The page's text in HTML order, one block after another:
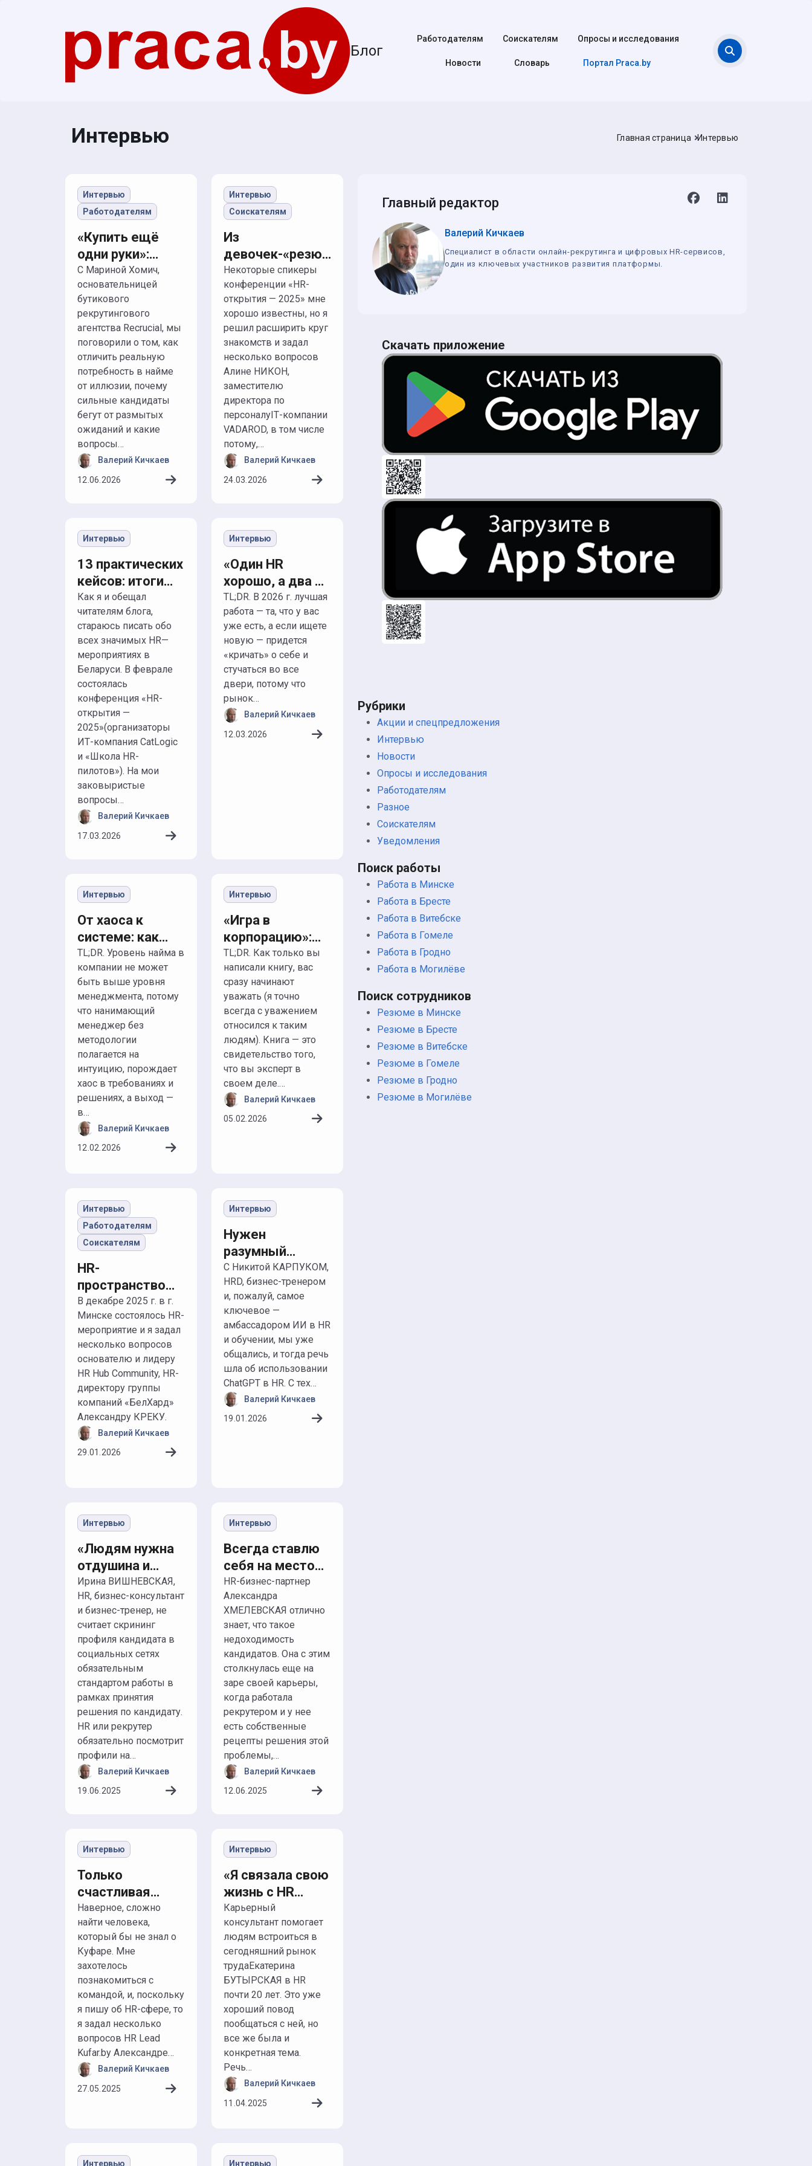
Блог
Работодателям Соискателям Опросы и исследования
Новости Cловарь Портал Praca.by
Интервью Главная страница Интервью
Интервью
Работодателям
«Купить ещё
одни руки»:
почему
компании
нанимают
людей, а
проблема
остаётся
С Мариной Хомич,
основательницей
бутикового
рекрутингового
агентства Recrucial, мы
поговорили о том, как
отличить реальную
потребность в найме
от иллюзии, почему
сильные кандидаты
бегут от размытых
ожиданий и какие
вопросы…
Валерий Кичкаев
12.06.2026
Интервью
Соискателям
Из
девочек-«резю
мешку принеси»
в солюшн-
консультантов
Некоторые спикеры
конференции «HR-
открытия — 2025» мне
хорошо известны, но я
решил расширить круг
знакомств и задал
несколько вопросов
Алине НИКОН,
заместителю
директора по
персоналуIТ-компании
VADAROD, в том числе
потому,…
Валерий Кичкаев
24.03.2026
Интервью
13 практических
кейсов: итоги
конференции
«HR-открытия —
2025»
Как я и обещал
читателям блога,
стараюсь писать обо
всех значимых HR—
мероприятиях в
Беларуси. В феврале
состоялась
конференция «HR-
открытия —
2025»(организаторы
ИТ-компания CatLogic
и «Школа HR-
пилотов»). На мои
заковыристые
вопросы…
Валерий Кичкаев
17.03.2026
Интервью
«Один HR
хорошо, а два —
лучше»: Лера и
Саша о своем
подкасте,
факапах и
поиске работы в
2026 году
TL;DR. В 2026 г. лучшая
работа — та, что у вас
уже есть, а если ищете
новую — придется
«кричать» о себе и
стучаться во все
двери, потому что
рынок…
Валерий Кичкаев
12.03.2026
Интервью
От хаоса к
системе: как
выстроить
партнерство HR-
а и
нанимающего
менеджера
TL;DR. Уровень найма в
компании не может
быть выше уровня
менеджмента, потому
что нанимающий
менеджер без
методологии
полагается на
интуицию, порождает
хаос в требованиях и
решениях, а выход —
в…
Валерий Кичкаев
12.02.2026
Интервью
«Игра в
корпорацию»:
как котики,
веселое
настроение и
месяц работы
помогают
авторам менять
жизни
читателей
TL;DR. Как только вы
написали книгу, вас
сразу начинают
уважать (я точно
всегда с уважением
относился к таким
людям). Книга — это
свидетельство того,
что вы эксперт в
своем деле.…
Валерий Кичкаев
05.02.2026
Интервью
Работодателям
Соискателям
HR-
пространство
для честного
разговора
В декабре 2025 г. в г.
Минске состоялось HR-
мероприятие и я задал
несколько вопросов
основателю и лидеру
HR Hub Community, HR-
директору группы
компаний «БелХард»
Александру КРЕКУ.
Валерий Кичкаев
29.01.2026
Интервью
Нужен
разумный
контроль
C Никитой КАРПУКОМ,
HRD, бизнес-тренером
и, пожалуй, самое
ключевое —
амбассадором ИИ в HR
и обучении, мы уже
общались, и тогда речь
шла об использовании
ChatGPT в HR. С тех…
Валерий Кичкаев
19.01.2026
Интервью
«Людям нужна
отдушина и
место, где они
могут быть
собой»
Ирина ВИШНЕВСКАЯ,
HR, бизнес-консультант
и бизнес-тренер, не
считает скрининг
профиля кандидата в
социальных сетях
обязательным
стандартом работы в
рамках принятия
решения по кандидату.
HR или рекрутер
обязательно посмотрит
профили на…
Валерий Кичкаев
19.06.2025
Интервью
Всегда ставлю
себя на место
кандидата
HR-бизнес-партнер
Александра
ХМЕЛЕВСКАЯ отлично
знает, что такое
недоходимость
кандидатов. Она с этим
столкнулась еще на
заре своей карьеры,
когда работала
рекрутером и у нее
есть собственные
рецепты решения этой
проблемы,…
Валерий Кичкаев
12.06.2025
Интервью
Только
счастливая
команда может
двигать бизнес
вперед
Наверное, сложно
найти человека,
который бы не знал о
Куфаре. Мне
захотелось
познакомиться с
командой, и, поскольку
я пишу об HR-сфере, то
я задал несколько
вопросов HR Lead
Kufar.by Александре…
Валерий Кичкаев
27.05.2025
Интервью
«Я связала свою
жизнь с HR
осознанно»
Карьерный
консультант помогает
людям встроиться в
сегодняшний рынок
трудаЕкатерина
БУТЫРСКАЯ в HR
почти 20 лет. Это уже
хороший повод
пообщаться с ней, но
все же была и
конкретная тема.
Речь…
Валерий Кичкаев
11.04.2025
Интервью Интервью
Главный редактор
Валерий Кичкаев
Специалист в области онлайн-рекрутинга и цифровых HR-сервисов,
один из ключевых участников развития платформы.
Скачать приложение
Рубрики
Акции и спецпредложения
Интервью
Новости
Опросы и исследования
Работодателям
Разное
Соискателям
Уведомления
Поиск работы
Работа в Минске
Работа в Бресте
Работа в Витебске
Работа в Гомеле
Работа в Гродно
Работа в Могилёве
Поиск сотрудников
Резюме в Минске
Резюме в Бресте
Резюме в Витебске
Резюме в Гомеле
Резюме в Гродно
Резюме в Могилёве